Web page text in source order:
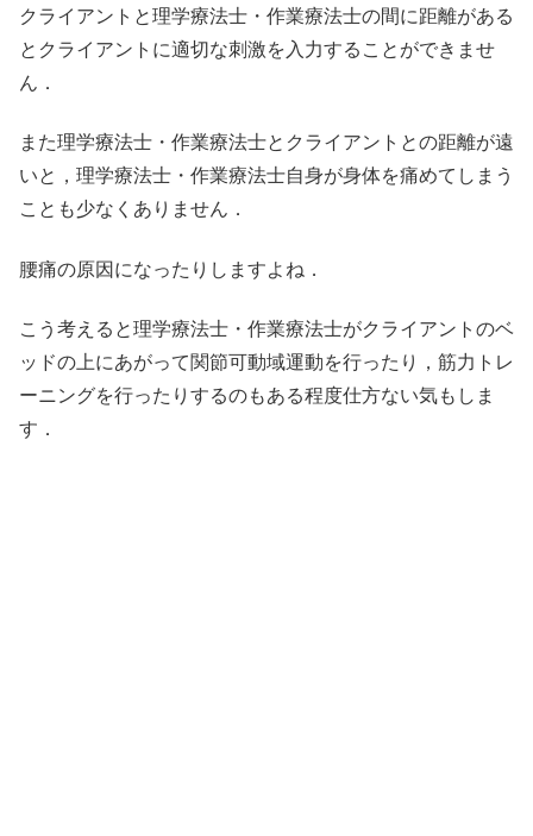
クライアントと理学療法士・作業療法士の間に距離がある
とクライアントに適切な刺激を入力することができませ
ん．
また理学療法士・作業療法士とクライアントとの距離が遠
いと，理学療法士・作業療法士自身が身体を痛めてしまう
ことも少なくありません．
腰痛の原因になったりしますよね．
こう考えると理学療法士・作業療法士がクライアントのベ
ッドの上にあがって関節可動域運動を行ったり，筋力トレ
ーニングを行ったりするのもある程度仕方ない気もしま
す．